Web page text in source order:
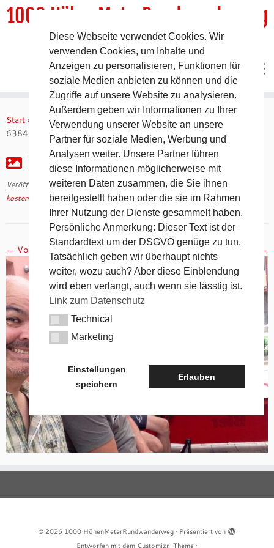
Inhalt
springen
1000 HöhenMeterRundwanderweg
DER Rundwanderweg um Pommelsbrunn
Start » kostenfreie Wegebeschreibungen » 20140809-174405-
63845203
20140809-174405-63845203
Veröffentlicht am10. Oktober 2022mit den Abmessungen1024 × 768
kostenfreie Wegebeschreibungen.
← Vorheriges Nächstes →
· © 2026 1000 HöhenMeterRundwanderweg · Präsentiert von
·
Entworfen mit dem Customizr-Theme ·
Diese Webseite verwendet Cookies. Wir
verwenden Cookies, um Inhalte und
Anzeigen zu personalisieren, Funktionen für
soziale Medien anbieten zu können und die
Zugriffe auf unsere Website zu analysieren.
Außerdem geben wir Informationen zu Ihrer
Verwendung unserer Website an unsere
Partner für soziale Medien, Werbung und
Analysen weiter. Unsere Partner führen
diese Informationen möglicherweise mit
weiteren Daten zusammen, die Sie ihnen
bereitgestellt haben oder die sie im Rahmen
Ihrer Nutzung der Dienste gesammelt haben.
Persönliche Anmerkung: Dieser Text ist der
Standardtext um der DSGVO genüge zu tun.
Tatsächlich geben wir überhaupt nichts
weiter, wozu auch? Aber diese Einblendung
wird eben verlangt, auch wenn sie lässtig ist.
Link zum Datenschutz
TechnicalTechnical
MarketingMarketing
Einstellungen
speichern
Erlauben